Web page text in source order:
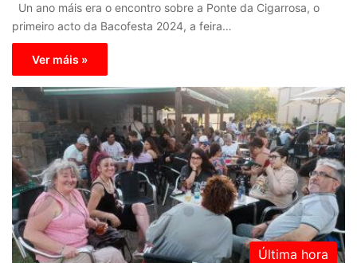
Un ano máis era o encontro sobre a Ponte da Cigarrosa, o
primeiro acto da Bacofesta 2024, a feira…
Ver máis »
Última hora